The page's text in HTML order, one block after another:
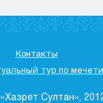
Контакты
тур по мечети
Султан»,